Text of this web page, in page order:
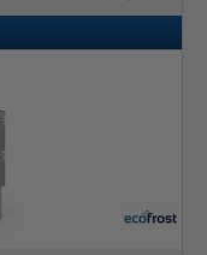
Ook wanneer u
luchtvochtigheid
luchtvochtigheid